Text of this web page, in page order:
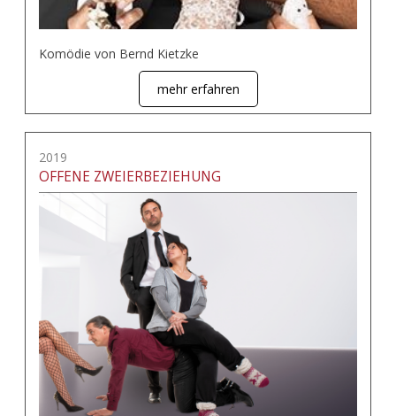
Komödie von Bernd Kietzke
mehr erfahren
2019
OFFENE ZWEIERBEZIEHUNG